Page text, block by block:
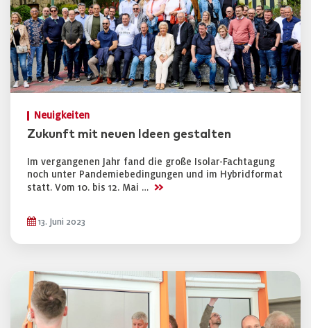
Neuigkeiten
Zukunft mit neuen Ideen gestalten
Im vergangenen Jahr fand die große Isolar-Fachtagung
noch unter Pandemiebedingungen und im Hybridformat
statt. Vom 10. bis 12. Mai … >>
13. Juni 2023